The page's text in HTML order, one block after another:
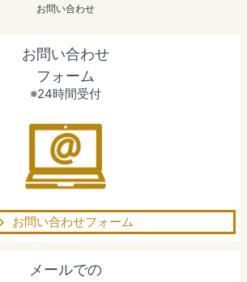
お問い合わせ
お問い合わせ
フォーム
※24時間受付
お問い合わせフォーム
メールでの